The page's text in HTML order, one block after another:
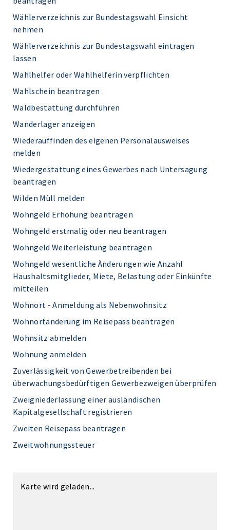
Wählerverzeichnis zur Bundestagswahl Einsicht
nehmen
Wählerverzeichnis zur Bundestagswahl eintragen
lassen
Wahlhelfer oder Wahlhelferin verpflichten
Wahlschein beantragen
Waldbestattung durchführen
Wanderlager anzeigen
Wiederauffinden des eigenen Personalausweises
melden
Wiedergestattung eines Gewerbes nach Untersagung
beantragen
Wilden Müll melden
Wohngeld Erhöhung beantragen
Wohngeld erstmalig oder neu beantragen
Wohngeld Weiterleistung beantragen
Wohngeld wesentliche Änderungen wie Anzahl
Haushaltsmitglieder, Miete, Belastung oder Einkünfte
mitteilen
Wohnort - Anmeldung als Nebenwohnsitz
Wohnortänderung im Reisepass beantragen
Wohnsitz abmelden
Wohnung anmelden
Zuverlässigkeit von Gewerbetreibenden bei
überwachungsbedürftigen Gewerbezweigen überprüfen
Zweigniederlassung einer ausländischen
Kapitalgesellschaft registrieren
Zweiten Reisepass beantragen
Zweitwohnungssteuer
Karte wird geladen...